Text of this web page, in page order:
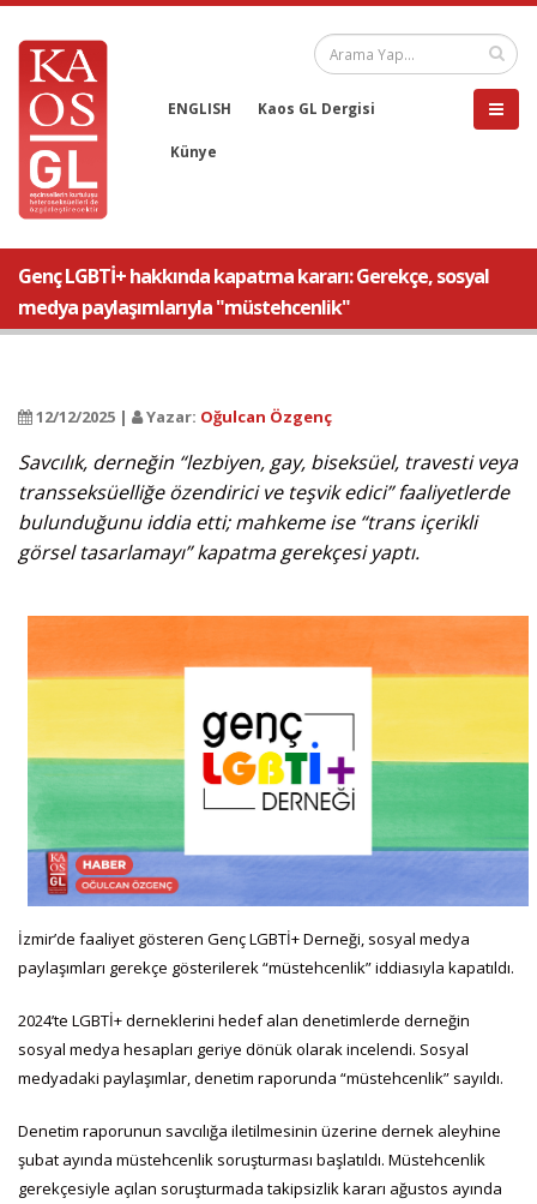
ENGLISH Kaos GL Dergisi
Künye
Genç LGBTİ+ hakkında kapatma kararı: Gerekçe, sosyal
medya paylaşımlarıyla "müstehcenlik"
12/12/2025 | Yazar: Oğulcan Özgenç
Savcılık, derneğin “lezbiyen, gay, biseksüel, travesti veya
transseksüelliğe özendirici ve teşvik edici” faaliyetlerde
bulunduğunu iddia etti; mahkeme ise “trans içerikli
görsel tasarlamayı” kapatma gerekçesi yaptı.
İzmir’de faaliyet gösteren Genç LGBTİ+ Derneği, sosyal medya
paylaşımları gerekçe gösterilerek “müstehcenlik” iddiasıyla kapatıldı.
2024’te LGBTİ+ derneklerini hedef alan denetimlerde derneğin
sosyal medya hesapları geriye dönük olarak incelendi. Sosyal
medyadaki paylaşımlar, denetim raporunda “müstehcenlik” sayıldı.
Denetim raporunun savcılığa iletilmesinin üzerine dernek aleyhine
şubat ayında müstehcenlik soruşturması başlatıldı. Müstehcenlik
gerekçesiyle açılan soruşturmada takipsizlik kararı ağustos ayında